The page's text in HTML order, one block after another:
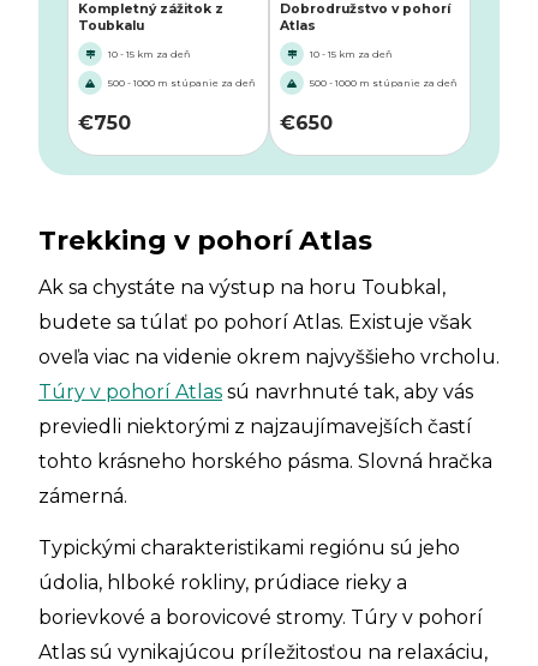
Kompletný zážitok z
Toubkalu
10 - 15 km za deň
500 - 1000 m stúpanie za deň
€750
Dobrodružstvo v pohorí
Atlas
10 - 15 km za deň
500 - 1000 m stúpanie za deň
€650
Trekking v pohorí Atlas
Ak sa chystáte na výstup na horu Toubkal,
budete sa túlať po pohorí Atlas. Existuje však
oveľa viac na videnie okrem najvyššieho vrcholu.
Túry v pohorí Atlas sú navrhnuté tak, aby vás
previedli niektorými z najzaujímavejších častí
tohto krásneho horského pásma. Slovná hračka
zámerná.
Typickými charakteristikami regiónu sú jeho
údolia, hlboké rokliny, prúdiace rieky a
borievkové a borovicové stromy. Túry v pohorí
Atlas sú vynikajúcou príležitosťou na relaxáciu,